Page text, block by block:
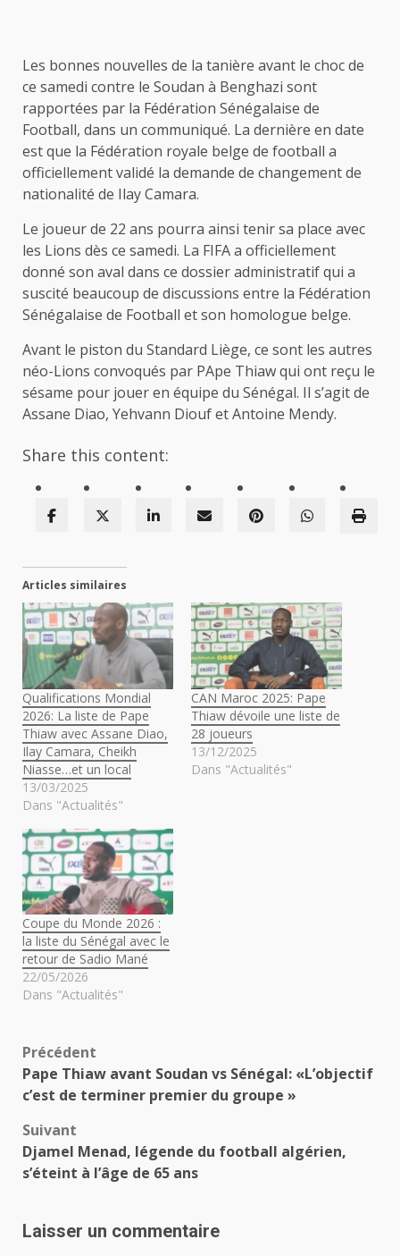
Les bonnes nouvelles de la tanière avant le choc de
ce samedi contre le Soudan à Benghazi sont
rapportées par la Fédération Sénégalaise de
Football, dans un communiqué. La dernière en date
est que la Fédération royale belge de football a
officiellement validé la demande de changement de
nationalité de Ilay Camara.
Le joueur de 22 ans pourra ainsi tenir sa place avec
les Lions dès ce samedi. La FIFA a officiellement
donné son aval dans ce dossier administratif qui a
suscité beaucoup de discussions entre la Fédération
Sénégalaise de Football et son homologue belge.
Avant le piston du Standard Liège, ce sont les autres
néo-Lions convoqués par PApe Thiaw qui ont reçu le
sésame pour jouer en équipe du Sénégal. Il s’agit de
Assane Diao, Yehvann Diouf et Antoine Mendy.
Share this content:
Articles similaires
Qualifications Mondial
2026: La liste de Pape
Thiaw avec Assane Diao,
Ilay Camara, Cheikh
Niasse…et un local
13/03/2025
Dans "Actualités"
CAN Maroc 2025: Pape
Thiaw dévoile une liste de
28 joueurs
13/12/2025
Dans "Actualités"
Coupe du Monde 2026 :
la liste du Sénégal avec le
retour de Sadio Mané
22/05/2026
Dans "Actualités"
Navigation
d’article
Précédent
Pape Thiaw avant Soudan vs Sénégal: «L’objectif
c’est de terminer premier du groupe »
Suivant
Djamel Menad, légende du football algérien,
s’éteint à l’âge de 65 ans
Laisser un commentaire